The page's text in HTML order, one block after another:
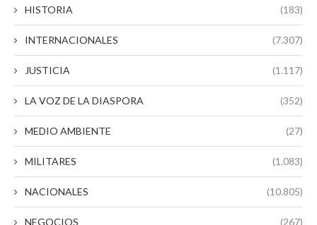
HISTORIA (183)
INTERNACIONALES (7.307)
JUSTICIA (1.117)
LA VOZ DE LA DIASPORA (352)
MEDIO AMBIENTE (27)
MILITARES (1.083)
NACIONALES (10.805)
NEGOCIOS (267)